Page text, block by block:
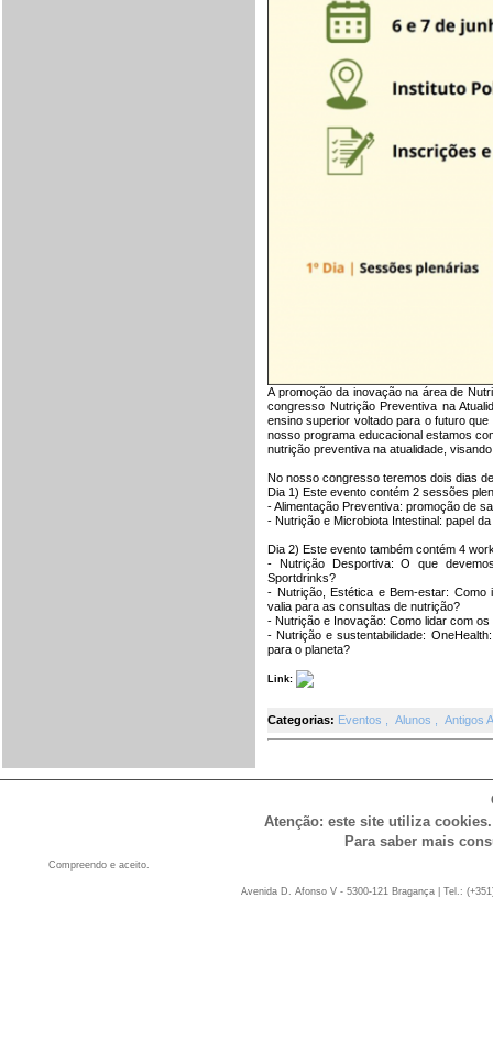
A promoção da inovação na área de
congresso Nutrição Preventiva na
ensino superior voltado para o futuro
nosso programa educacional estamos
nutrição preventiva na atualidade,
No nosso congresso teremos dois dias
Dia 1) Este evento contém 2 sessões
- Alimentação Preventiva: promoção de
- Nutrição e Microbiota Intestinal: papel
Dia 2) Este evento também contém 4
- Nutrição Desportiva: O que
Sportdrinks?
- Nutrição, Estética e Bem-estar:
valia para as consultas de nutrição?
- Nutrição e Inovação: Como lidar com
- Nutrição e sustentabilidade:
para o planeta?
Link:
Categorias: Eventos Alunos Antigos
Atenção: este site utiliza
Para saber mais
Compreendo e aceito.
Avenida D. Afonso V - 5300-121 Bragança | Tel.: